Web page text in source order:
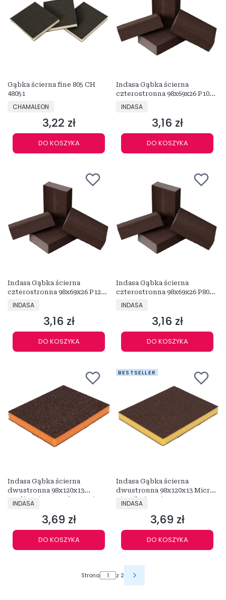
Gąbka ścierna fine 805 CH
48051
PRODUCENT
CHAMALEON
Cena
3,22 zł
DO KOSZYKA
Indasa Gąbka ścierna
czterostronna 98x69x26 P100
476260
PRODUCENT
INDASA
Cena
3,16 zł
DO KOSZYKA
Indasa Gąbka ścierna
czterostronna 98x69x26 P120
476277
PRODUCENT
INDASA
Cena
3,16 zł
DO KOSZYKA
Indasa Gąbka ścierna
czterostronna 98x69x26 P80
476253
PRODUCENT
INDASA
Cena
3,16 zł
DO KOSZYKA
Indasa Gąbka ścierna
dwustronna 98x120x13
Medium (pomarańczowa)
PRODUCENT
INDASA
Cena
3,69 zł
DO KOSZYKA
BESTSELLER
Indasa Gąbka ścierna
dwustronna 98x120x13 Micro
Fine (beżowa)
PRODUCENT
INDASA
Cena
3,69 zł
DO KOSZYKA
Strona z 2